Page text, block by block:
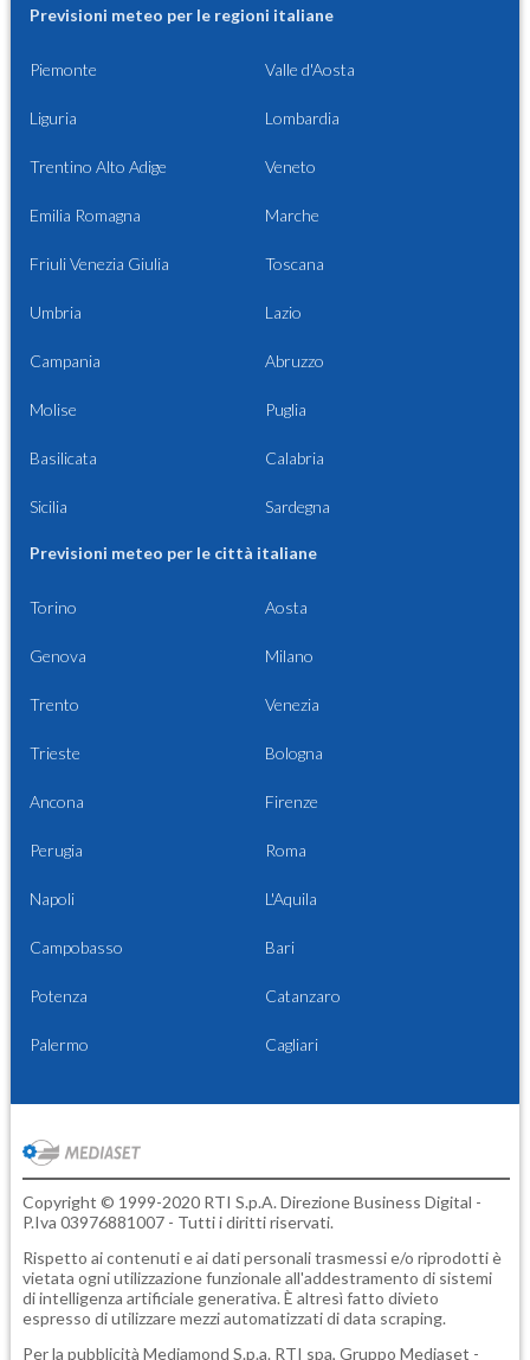
Previsioni meteo per le regioni italiane
Piemonte Valle d'Aosta
Liguria Lombardia
Trentino Alto Adige Veneto
Emilia Romagna Marche
Friuli Venezia Giulia Toscana
Umbria Lazio
Campania Abruzzo
Molise Puglia
Basilicata Calabria
Sicilia Sardegna
Previsioni meteo per le città italiane
Torino Aosta
Genova Milano
Trento Venezia
Trieste Bologna
Ancona Firenze
Perugia Roma
Napoli L'Aquila
Campobasso Bari
Potenza Catanzaro
Palermo Cagliari
Copyright © 1999-2020 RTI S.p.A. Direzione Business Digital -
P.Iva 03976881007 - Tutti i diritti riservati.
Rispetto ai contenuti e ai dati personali trasmessi e/o riprodotti è
vietata ogni utilizzazione funzionale all'addestramento di sistemi
di intelligenza artificiale generativa. È altresì fatto divieto
espresso di utilizzare mezzi automatizzati di data scraping.
Per la pubblicità Mediamond S.p.a. RTI spa, Gruppo Mediaset -